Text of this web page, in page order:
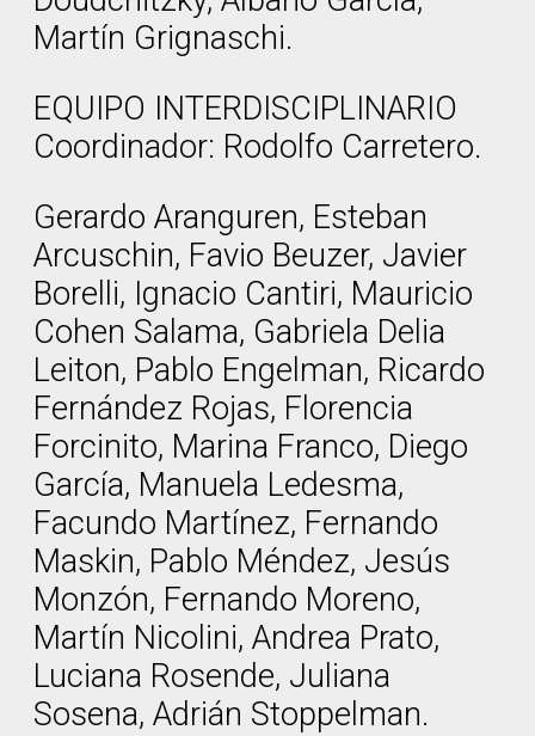
Martín Grignaschi.
EQUIPO INTERDISCIPLINARIO
Coordinador: Rodolfo Carretero.
Gerardo Aranguren, Esteban
Arcuschin, Favio Beuzer, Javier
Borelli, Ignacio Cantiri, Mauricio
Cohen Salama, Gabriela Delia
Leiton, Pablo Engelman, Ricardo
Fernández Rojas, Florencia
Forcinito, Marina Franco, Diego
García, Manuela Ledesma,
Facundo Martínez, Fernando
Maskin, Pablo Méndez, Jesús
Monzón, Fernando Moreno,
Martín Nicolini, Andrea Prato,
Luciana Rosende, Juliana
Sosena, Adrián Stoppelman.